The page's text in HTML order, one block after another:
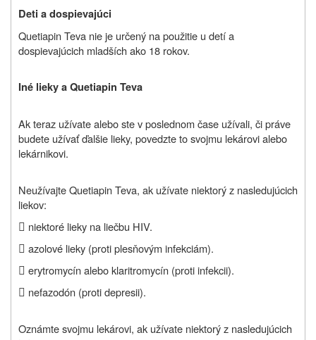
Deti a dospievajúci
Quetiapin Teva nie je určený na použitie u detí a
dospievajúcich mladších ako 18 rokov.
Iné lieky a Quetiapin Teva
Ak teraz užívate alebo ste v poslednom čase užívali, či práve
budete užívať ďalšie lieky, povedzte to svojmu lekárovi alebo
lekárnikovi.
Neužívajte Quetiapin Teva, ak užívate niektorý z nasledujúcich
liekov:
 niektoré lieky na liečbu HIV.
 azolové lieky (proti plesňovým infekciám).
 erytromycín alebo klaritromycín (proti infekcii).
 nefazodón (proti depresii).
Oznámte svojmu lekárovi, ak užívate niektorý z nasledujúcich